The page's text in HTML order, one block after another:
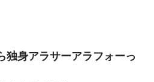
独身アラサーアラフォーっ